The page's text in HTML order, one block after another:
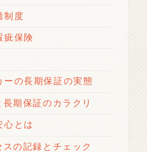
制度
疵保険
ーの長期保証の実態
期保証のカラクリ
心とは
スの記録とチェック